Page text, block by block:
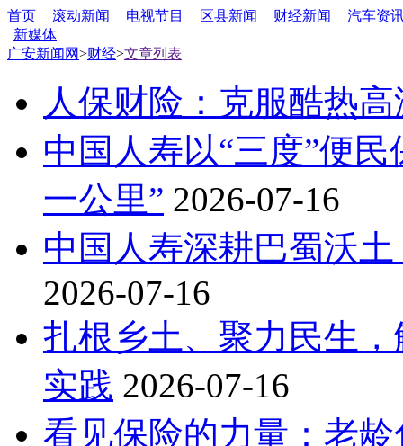
首页 滚动新闻 电视节目 区县新闻 财经新闻
汽车资
新媒体
广安新闻网>财经>文章列表
人保财险：克服酷热
中国人寿以“三度”便
一公里” 2026-07-16
中国人寿深耕巴蜀沃
2026-07-16
扎根乡土、聚力民生
实践 2026-07-16
看见保险的力量：老